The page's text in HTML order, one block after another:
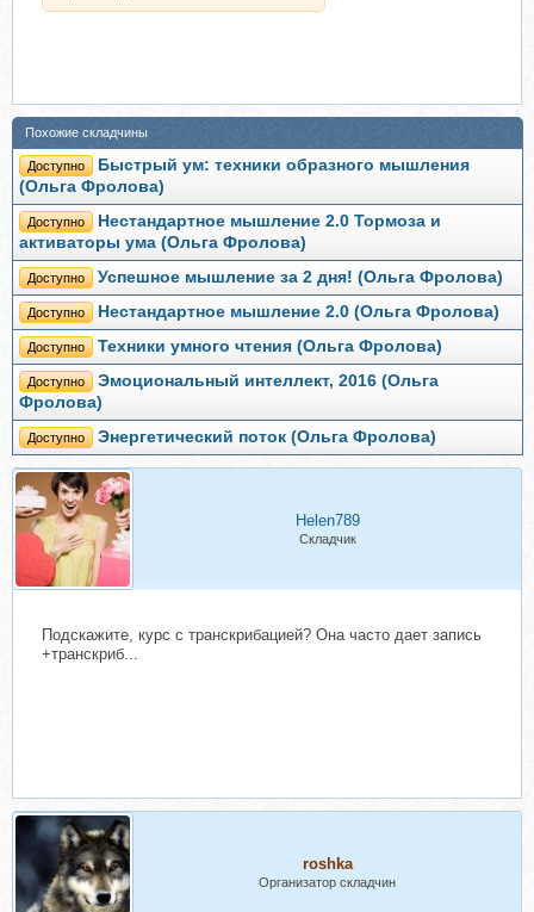
Похожие складчины
Доступно
Быстрый ум: техники образного мышления
(Ольга Фролова)
Доступно
Нестандартное мышление 2.0 Тормоза и
активаторы ума (Ольга Фролова)
Доступно Успешное мышление за 2 дня! (Ольга Фролова)
Доступно Нестандартное мышление 2.0 (Ольга Фролова)
Доступно Техники умного чтения (Ольга Фролова)
Доступно
Эмоциональный интеллект, 2016 (Ольга
Фролова)
Доступно Энергетический поток (Ольга Фролова)
Helen789
Складчик
Подскажите, курс с транскрибацией? Она часто дает запись
+транскриб...
roshka
Организатор складчин